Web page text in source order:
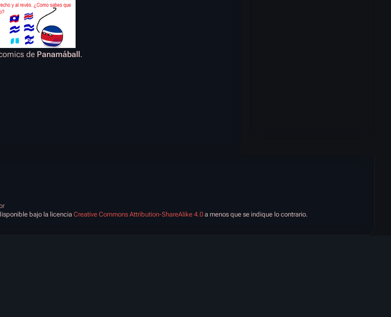
de Panamáball.
bajo la licencia Creative Commons Attribution-ShareAlike 4.0 a menos que se indique lo contrario.